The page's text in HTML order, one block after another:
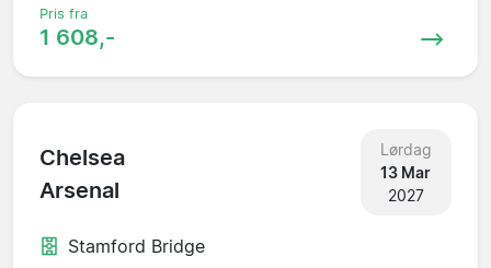
Pris fra
1 608,-
Chelsea
Arsenal
Lørdag
13 Mar
2027
Stamford Bridge